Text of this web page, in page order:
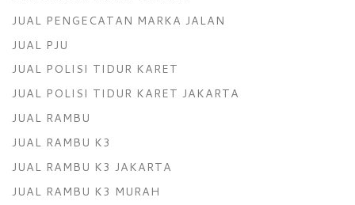
JUAL PENGECATAN MARKA JALAN
JUAL PJU
JUAL POLISI TIDUR KARET
JUAL POLISI TIDUR KARET JAKARTA
JUAL RAMBU
JUAL RAMBU K3
JUAL RAMBU K3 JAKARTA
JUAL RAMBU K3 MURAH